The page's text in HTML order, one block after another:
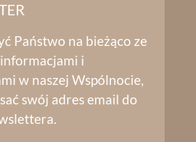
Państwo na bieżąco ze
i
w naszej Wspólnocie,
swój adres email do